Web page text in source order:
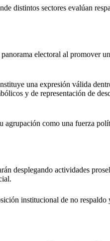
distintos sectores evalúan
electoral al promover
una expresión válida
y de representación de
agrupación como una fuerza
desplegando actividades
institucional de no respaldo